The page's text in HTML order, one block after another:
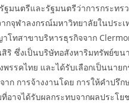
นตรีและรัฐมนตรีว่าการกระทร
กจุฬาลงกรณ์มหาวิทยาลัยในประ
ทสาขาบริหารธุรกิจจาก
ซึ่งเป็นบริษัทอสังหาริมทรัพย์ขน
รรคไทย และได้รับเลือกเป็นนาย
การจ้างงานโดย การให้คำปรึก
าจได้รับผลกระทบจากผลประโ